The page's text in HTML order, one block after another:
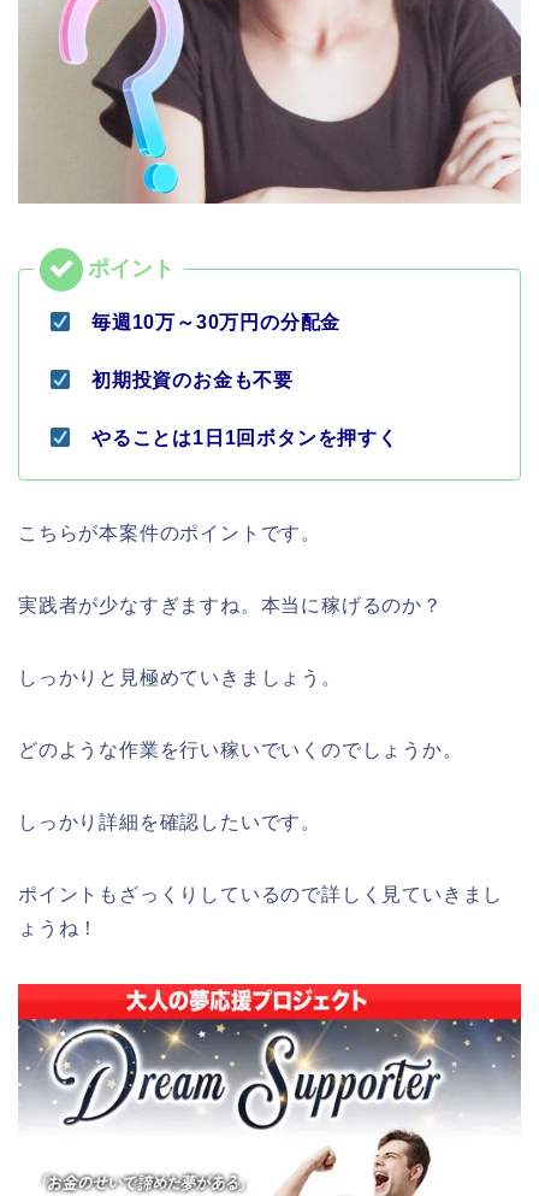
毎週10万～30万円の分配金
初期投資のお金も不要
やることは1日1回ボタンを押すく
こちらが本案件のポイントです。
実践者が少なすぎますね。本当に稼げるのか？
しっかりと見極めていきましょう。
どのような作業を行い稼いでいくのでしょうか。
しっかり詳細を確認したいです。
ポイントもざっくりしているので詳しく見ていきまし
ょうね！